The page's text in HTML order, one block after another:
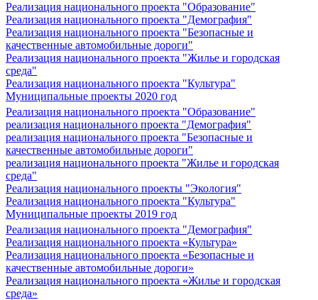
Реализация национального проекта "Образование"
Реализация национального проекта "Демография"
Реализация национального проекта "Безопасные и
качественные автомобильные дороги"
Реализация национального проекта "Жилье и городская
среда"
Реализация национального проекта "Культура"
Муниципальные проекты 2020 год
Реализация национального проекта "Образование"
реализация национального проекта "Демография"
реализация национального проекта "Безопасные и
качественные автомобильные дороги"
реализация национального проекта "Жилье и городская
среда"
Реализация национального проекты "Экология"
Реализация национального проекта "Культура"
Муниципальные проекты 2019 год
Реализация национального проекта "Демография"
Реализация национального проекта «Культура»
Реализация национального проекта «Безопасные и
качественные автомобильные дороги»
Реализация национального проекта «Жилье и городская
среда»